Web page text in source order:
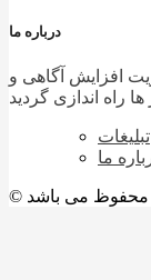
درباره ما
سال 1401 با ماموریت افزایش آگاهی و
تبلیغات
ما